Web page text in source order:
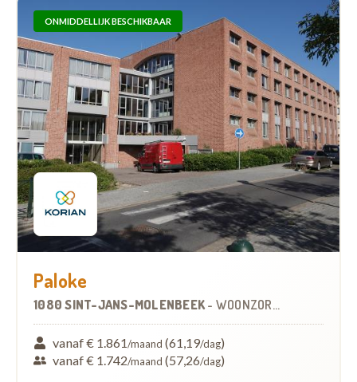
ONMIDDELLIJK BESCHIKBAAR
Paloke
1080 SINT-JANS-MOLENBEEK - WOONZORGCENTRUM (WZC)
vanaf € 1.861/maand (61,19/dag)
vanaf € 1.742/maand (57,26/dag)